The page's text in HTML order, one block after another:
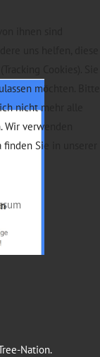
Nation.
ihnen sind
Cookies). Sie
möchten. Bitte
nicht mehr alle
verwenden
Sie in unserer